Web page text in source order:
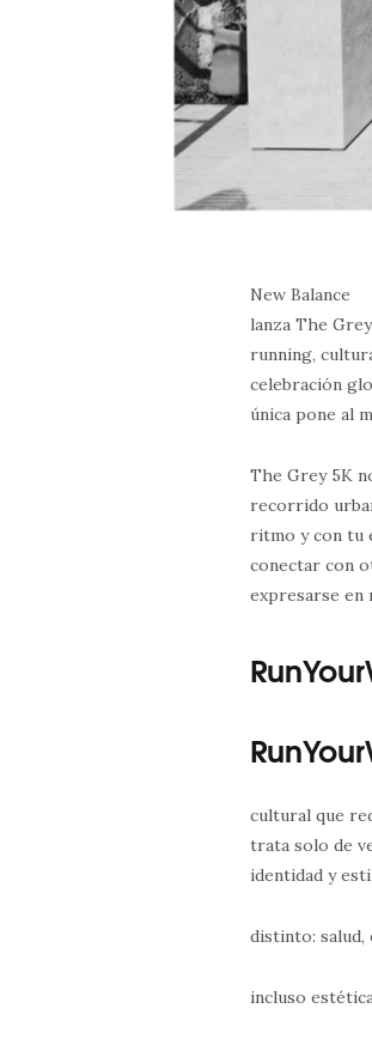
New Balance
lanza The
running,
celebración
única pone al
The Grey 5K
recorrido
ritmo y con tu
conectar con
expresarse en
cultural que
trata solo de
identidad y
distinto: salud,
incluso